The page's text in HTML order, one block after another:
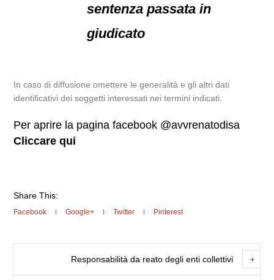
sentenza passata in
giudicato
In caso di diffusione omettere le generalità e gli altri dati
identificativi dei soggetti interessati nei termini indicati.
Per aprire la pagina facebook @avvrenatodisa
Cliccare qui
Share This:
Facebook Google+ Twitter Pinterest
Responsabilità da reato degli enti collettivi